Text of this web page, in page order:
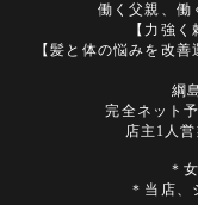
働く父親、働
【力強
【髪と体の悩みを改
綱
完全ネット
店主1人
＊
＊当店、